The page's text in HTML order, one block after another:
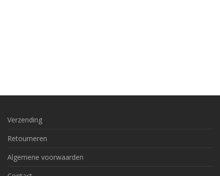
Verzending
Retourneren
Algemene voorwaarden